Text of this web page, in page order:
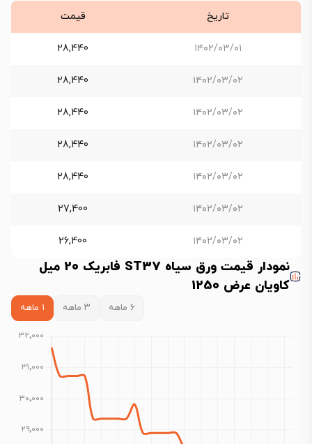
تاریخ قیمت
۱۴۰۲/۰۳/۰۱ 28,440
۱۴۰۲/۰۳/۰۲ 28,440
۱۴۰۲/۰۳/۰۲ 28,440
۱۴۰۲/۰۳/۰۲ 28,440
۱۴۰۲/۰۳/۰۲ 28,440
۱۴۰۲/۰۳/۰۲ 27,400
۱۴۰۲/۰۳/۰۲ 26,400
نمودار قیمت ورق سیاه ST37 فابریک 20 میل
کاویان عرض 1250
۶ ماهه ۳ ماهه ۱ ماهه